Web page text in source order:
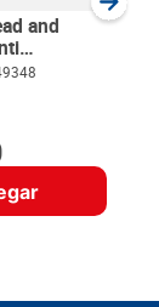
and
375 ml